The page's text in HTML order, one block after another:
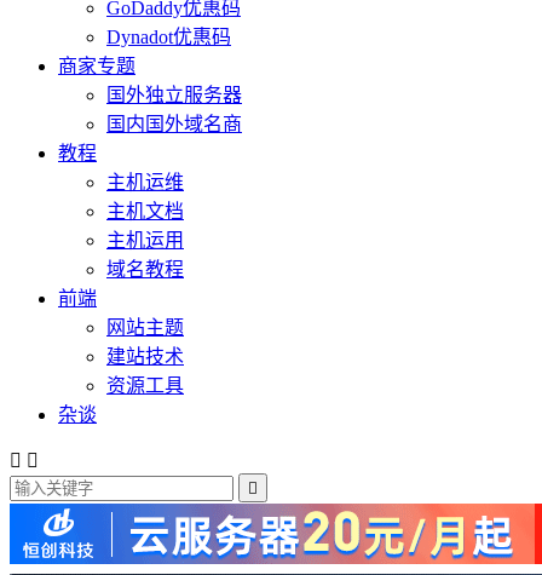
GoDaddy优惠码
Dynadot优惠码
商家专题
国外独立服务器
国内国外域名商
教程
主机运维
主机文档
主机运用
域名教程
前端
网站主题
建站技术
资源工具
杂谈
 
